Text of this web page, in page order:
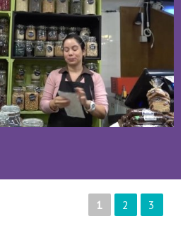
1 2 3